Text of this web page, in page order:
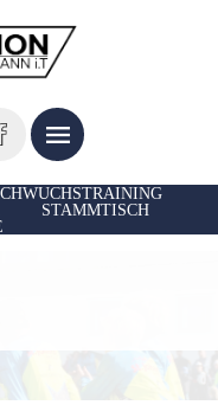
STAMMTISCH